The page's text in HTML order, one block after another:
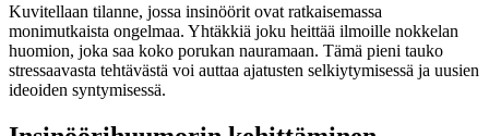
Kuvitellaan tilanne, jossa insinöörit ovat ratkaisemassa
monimutkaista ongelmaa. Yhtäkkiä joku heittää ilmoille nokkelan
huomion, joka saa koko porukan nauramaan. Tämä pieni tauko
stressaavasta tehtävästä voi auttaa ajatusten selkiytymisessä ja uusien
ideoiden syntymisessä.